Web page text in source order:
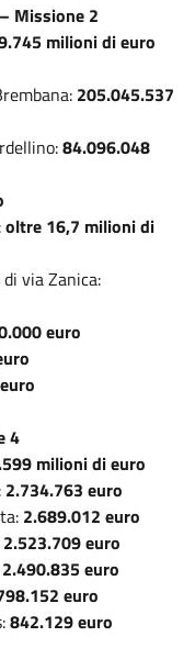
Missione 2
milioni di euro
205.045.537
84.096.048
oltre 16,7 milioni di
via Zanica:
euro
4
milioni di euro
2.734.763 euro
2.689.012 euro
2.523.709 euro
2.490.835 euro
euro
842.129 euro